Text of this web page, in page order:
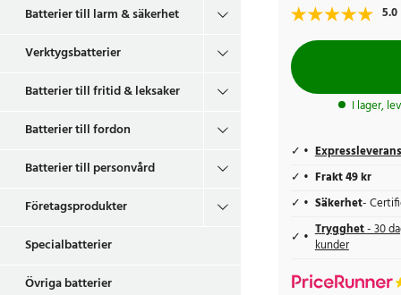
Batterier till larm & säkerhet
Verktygsbatterier
Batterier till fritid & leksaker
Batterier till fordon
Batterier till personvård
Företagsprodukter
Specialbatterier
Övriga batterier
5.0
I lager,
Expressleverans
Frakt 49 kr
Säkerhet-
Trygghet- 30
kunder